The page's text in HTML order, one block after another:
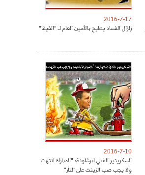
2016-7-17
زلزال الفساد يطيح بالأمين العام لـ "الفيفا"
2016-7-10
السكريتير الفني لبرشلونة: "المباراة انتهت
ولا يجب صب الزينت على النار"